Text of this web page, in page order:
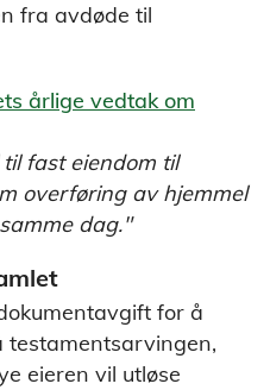
fra avdøde til
årlige vedtak om
fast eiendom til
overføring av hjemmel
dag."
for å
testamentsarvingen,
eieren vil utløse